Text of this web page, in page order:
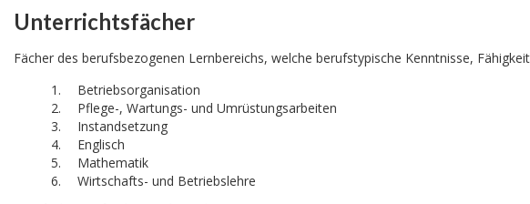
Unterrichtsfächer
Fächer des berufsbezogenen Lernbereichs, welche berufstypische Kenntnisse,
Betriebsorganisation
Pflege-, Wartungs- und Umrüstungsarbeiten
Instandsetzung
Englisch
Mathematik
Wirtschafts- und Betriebslehre